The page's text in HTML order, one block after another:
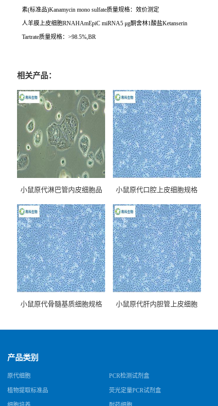
素(标准品)Kanamycin mono sulfate质量规格：效价测定
人羊膜上皮细胞RNAHAmEpiC miRNA5 μg酮舍林1酸盐Ketanserin
Tartrate质量规格： >98.5%,BR
相关产品：
小鼠原代淋巴管内皮细胞品
小鼠原代口腔上皮细胞规格
小鼠原代骨髓基质细胞规格
小鼠原代肝内胆管上皮细胞
产品类别
原代细胞 PCR检测试剂盒
植物提取标准品 荧光定量PCR试剂盒